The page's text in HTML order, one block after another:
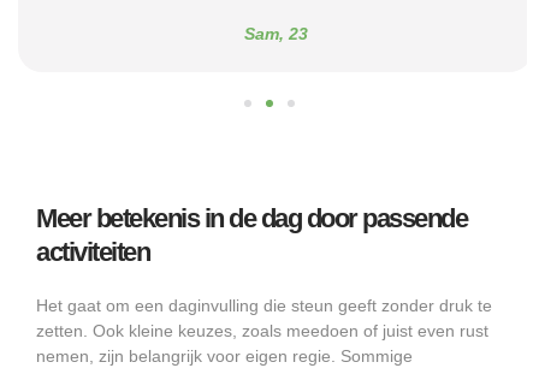
Sam, 23
Meer betekenis in de dag door passende
activiteiten
Het gaat om een daginvulling die steun geeft zonder druk te
zetten. Ook kleine keuzes, zoals meedoen of juist even rust
nemen, zijn belangrijk voor eigen regie. Sommige